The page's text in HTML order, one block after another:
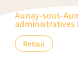
Aunay-sous-
administratives
Retour